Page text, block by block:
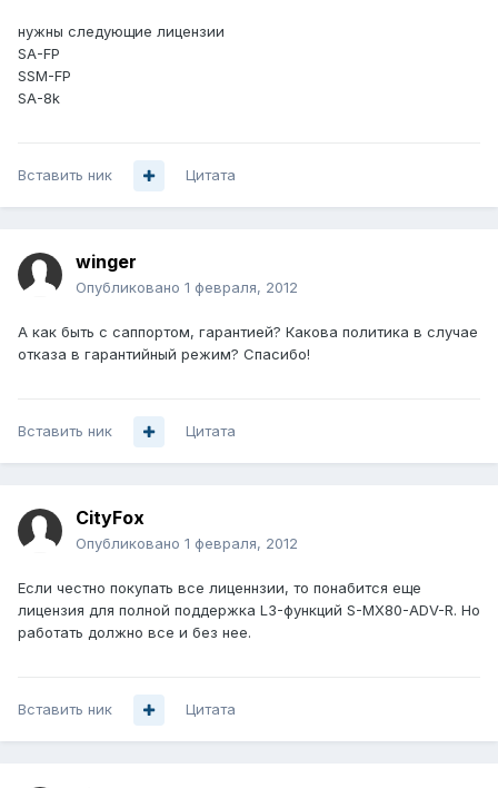
нужны следующие лицензии
SA-FP
SSM-FP
SA-8k
Вставить ник Цитата
winger
Опубликовано 1 февраля, 2012
А как быть с саппортом, гарантией? Какова политика в случае
отказа в гарантийный режим? Спасибо!
Вставить ник Цитата
CityFox
Опубликовано 1 февраля, 2012
Если честно покупать все лиценнзии, то понабится еще
лицензия для полной поддержка L3-функций S-MX80-ADV-R. Но
работать должно все и без нее.
Вставить ник Цитата